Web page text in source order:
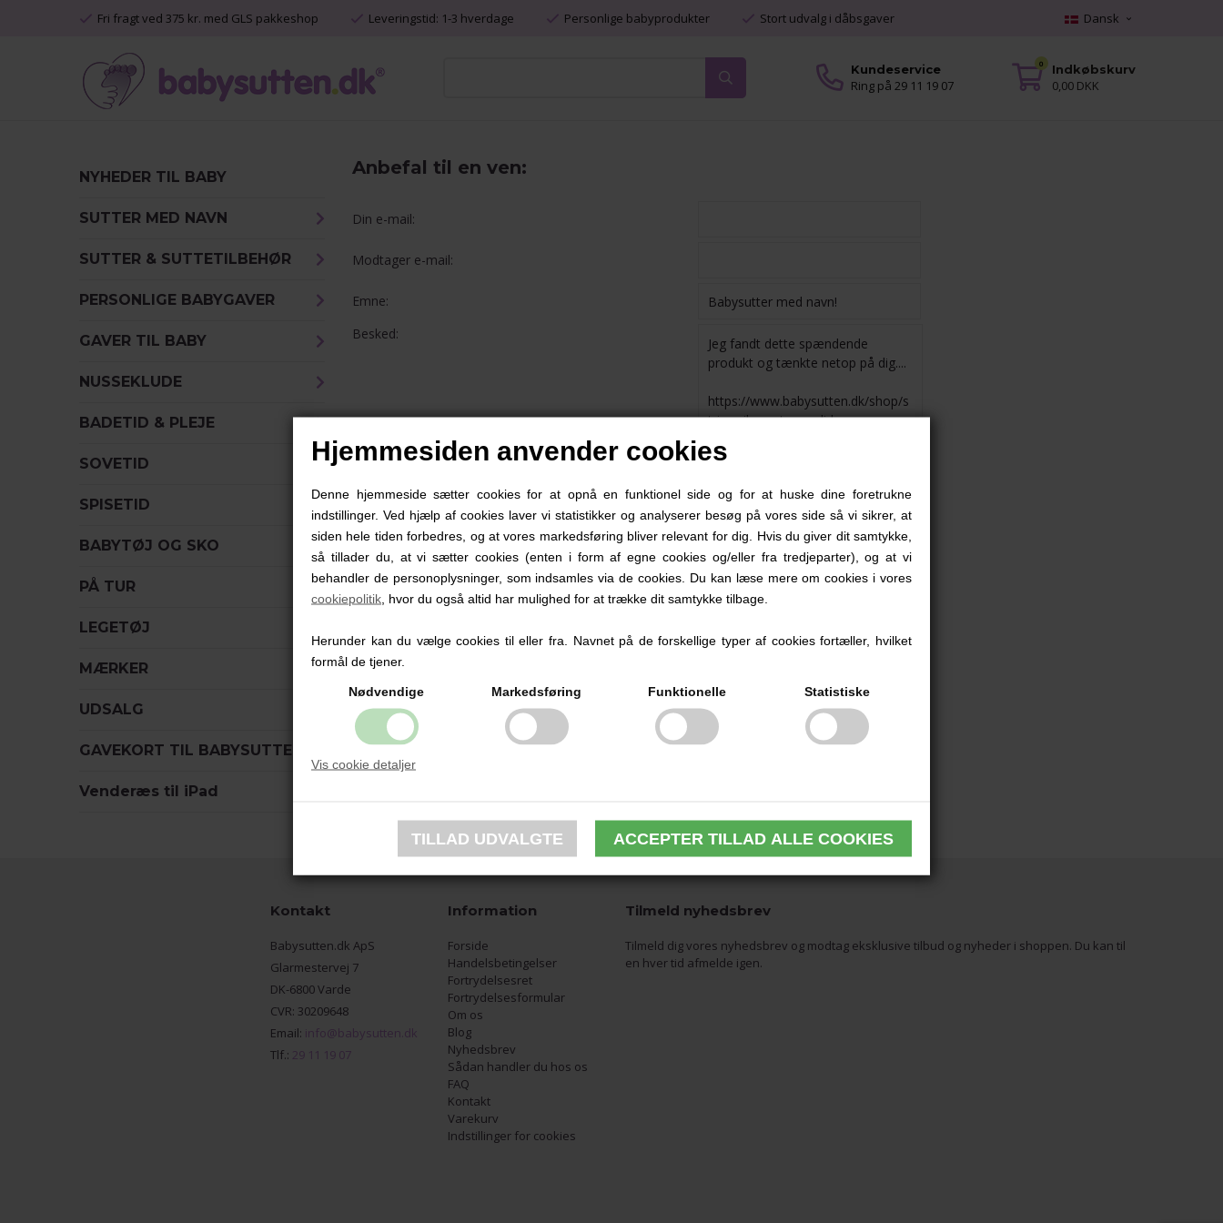
Hjemmesiden anvender cookies
Denne hjemmeside sætter cookies for at opnå en funktionel side og for at huske dine foretrukne
indstillinger. Ved hjælp af cookies laver vi statistikker og analyserer besøg på vores side så vi sikrer, at
siden hele tiden forbedres, og at vores markedsføring bliver relevant for dig. Hvis du giver dit samtykke,
så tillader du, at vi sætter cookies (enten i form af egne cookies og/eller fra tredjeparter), og at vi
behandler de personoplysninger, som indsamles via de cookies. Du kan læse mere om cookies i vores
cookiepolitik , hvor du også altid har mulighed for at trække dit samtykke tilbage.
Herunder kan du vælge cookies til eller fra. Navnet på de forskellige typer af cookies fortæller, hvilket
formål de tjener.
Nødvendige Markedsføring Funktionelle Statistiske
Vis cookie detaljer
Fri fragt ved 375 kr. med GLS pakkeshop Leveringstid: 1-3 hverdage Personlige babyprodukter Stort udvalg i dåbsgaver Dansk
Kundeservice
Ring på 29 11 19 07
Indkøbskurv
0,00 DKK
0
NYHEDER TIL BABY
SUTTER MED NAVN
SUTTER & SUTTETILBEHØR
PERSONLIGE BABYGAVER
GAVER TIL BABY
NUSSEKLUDE
BADETID & PLEJE
SOVETID
SPISETID
BABYTØJ OG SKO
PÅ TUR
LEGETØJ
MÆRKER
UDSALG
GAVEKORT TIL BABYSUTTEN
Venderæs til iPad
Anbefal til en ven:
Din e-mail:
Modtager e-mail:
Emne:
Besked:
Kontakt
Babysutten.dk ApS
Glarmestervej 7
DK-6800 Varde
CVR: 30209648
Email: info@babysutten.dk
Tlf.: 29 11 19 07
Information
Forside
Handelsbetingelser
Fortrydelsesret
Fortrydelsesformular
Om os
Blog
Nyhedsbrev
Sådan handler du hos os
FAQ
Kontakt
Varekurv
Indstillinger for cookies
Tilmeld nyhedsbrev
Tilmeld dig vores nyhedsbrev og modtag eksklusive tilbud og nyheder i shoppen. Du kan til
en hver tid afmelde igen.